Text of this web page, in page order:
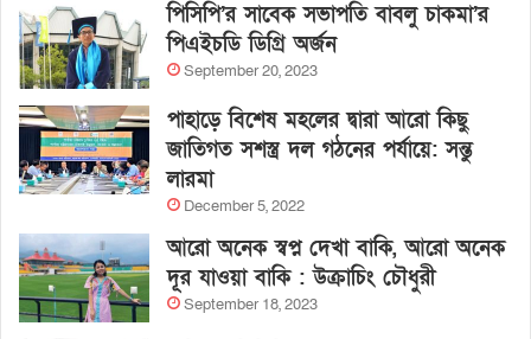
পিসিপি’র সাবেক সভাপতি বাবলু চাকমা’র
পিএইচডি ডিগ্রি অর্জন
September 20, 2023
পাহাড়ে বিশেষ মহলের দ্বারা আরো কিছু
জাতিগত সশস্ত্র দল গঠনের পর্যায়ে: সন্তু
লারমা
December 5, 2022
আরো অনেক স্বপ্ন দেখা বাকি, আরো অনেক
দূর যাওয়া বাকি : উক্রাচিং চৌধুরী
September 18, 2023